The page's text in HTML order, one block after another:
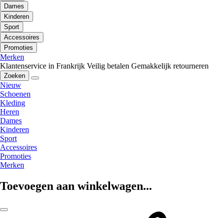
Dames
Kinderen
Sport
Accessoires
Promoties
Merken
Klantenservice in Frankrijk Veilig betalen Gemakkelijk retourneren
Zoeken
Nieuw
Schoenen
Kleding
Heren
Dames
Kinderen
Sport
Accessoires
Promoties
Merken
Toevoegen aan winkelwagen...